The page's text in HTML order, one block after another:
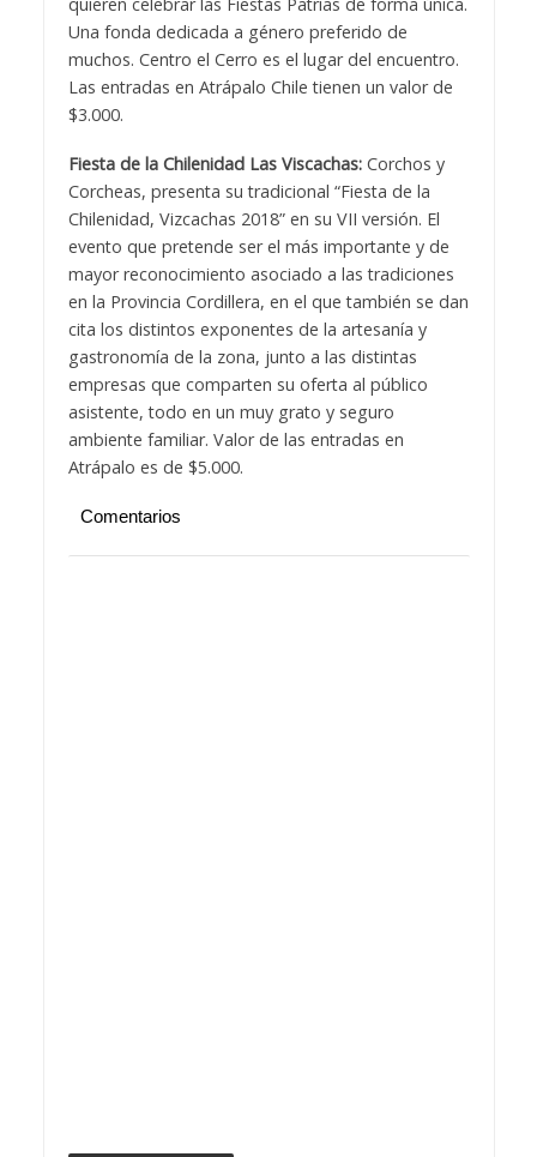
Una fonda dedicada a género preferido de
muchos. Centro el Cerro es el lugar del encuentro.
Las entradas en Atrápalo Chile tienen un valor de
$3.000.
Fiesta de la Chilenidad Las Viscachas:Corchos y
Corcheas, presenta su tradicional “Fiesta de la
Chilenidad, Vizcachas 2018” en su VII versión. El
evento que pretende ser el más importante y de
mayor reconocimiento asociado a las tradiciones
en la Provincia Cordillera, en el que también se dan
cita los distintos exponentes de la artesanía y
gastronomía de la zona, junto a las distintas
empresas que comparten su oferta al público
asistente, todo en un muy grato y seguro
ambiente familiar. Valor de las entradas en
Atrápalo es de $5.000.
Comentarios